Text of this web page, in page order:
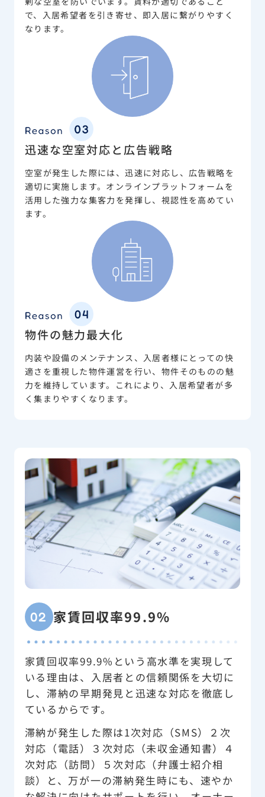
で、入居希望者を引き寄せ、即入居に繋がりやすく
なります。
迅速な空室対応と広告戦略
空室が発生した際には、迅速に対応し、広告戦略を
適切に実施します。オンラインプラットフォームを
活用した強力な集客力を発揮し、視認性を高めてい
ます。
物件の魅力最大化
内装や設備のメンテナンス、入居者様にとっての快
適さを重視した物件運営を行い、物件そのものの魅
力を維持しています。これにより、入居希望者が多
く集まりやすくなります。
02 家賃回収率99.9%
家賃回収率99.9%という高水準を実現して
いる理由は、入居者との信頼関係を大切に
し、滞納の早期発見と迅速な対応を徹底し
ているからです。
滞納が発生した際は1次対応（SMS）２次
対応（電話）３次対応（未収金通知書）４
次対応（訪問）５次対応（弁護士紹介相
談）と、万が一の滞納発生時にも、速やか